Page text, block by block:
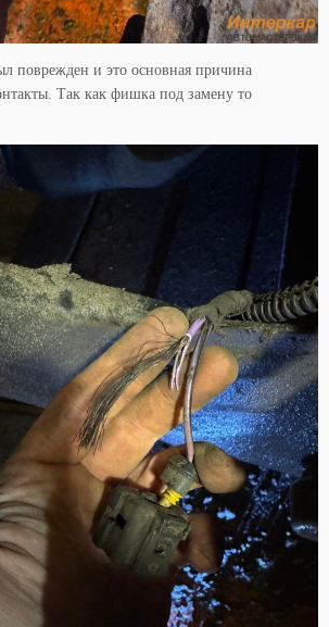
поврежден и это основная причина
Так как фишка под замену то